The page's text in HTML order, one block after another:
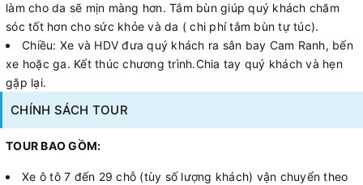
làm cho da sẽ mịn màng hơn. Tắm bùn giúp quý khách chăm
sóc tốt hơn cho sức khỏe và da ( chi phí tắm bùn tự túc).
Chiều: Xe và HDV đưa quý khách ra sân bay Cam Ranh, bến
xe hoặc ga. Kết thúc chương trình.Chia tay quý khách và hẹn
gặp lại.
CHÍNH SÁCH TOUR
TOUR BAO GỒM:
Xe ô tô 7 đến 29 chỗ (tùy số lượng khách) vận chuyển theo